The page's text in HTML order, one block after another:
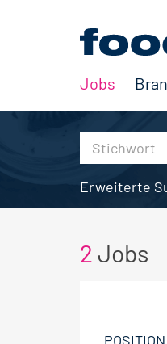
Jobs
Erweiterte
2 Jobs